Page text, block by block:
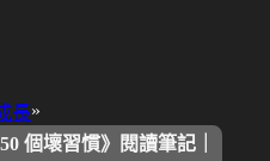
長»
個壞習慣》閱讀筆記｜